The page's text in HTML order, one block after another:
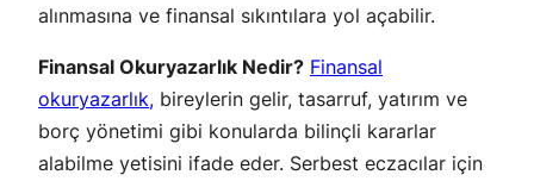
alınmasına ve finansal sıkıntılara yol açabilir.
Finansal Okuryazarlık Nedir? Finansal
okuryazarlık, bireylerin gelir, tasarruf, yatırım ve
borç yönetimi gibi konularda bilinçli kararlar
alabilme yetisini ifade eder. Serbest eczacılar için